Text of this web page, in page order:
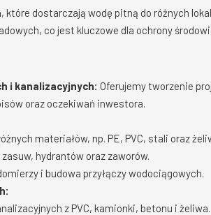
dostarczają wodę pitną do różnych
co jest kluczowe dla ochrony
i kanalizacyjnych: Oferujemy tworzenie
oraz oczekiwań inwestora.
materiałów, np. PE, PVC, stali oraz
hydrantów oraz zaworów.
i budowa przyłączy wodociągowych.
z PVC, kamionki, betonu i żeliwa.